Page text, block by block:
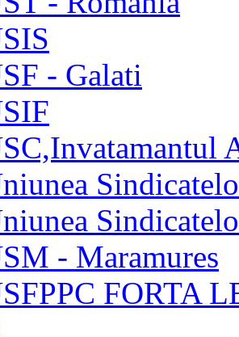
- Galati
- Maramures
FORTA